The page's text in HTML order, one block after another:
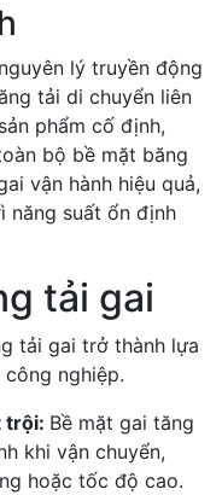
lý truyền động
tải di chuyển liên
phẩm cố định,
bộ bề mặt băng
vận hành hiệu quả,
năng suất ổn định
tải gai
tải gai trở thành lựa
nghiệp.
trội: Bề mặt gai tăng
khi vận chuyển,
hoặc tốc độ cao.